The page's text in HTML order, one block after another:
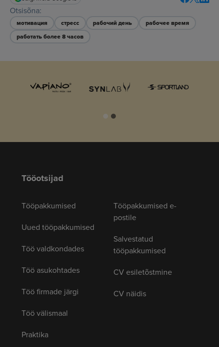
Otsisõna:
мотивация стресс рабочий день
рабочее время
работать более 8 часов
Tööotsijad
Tööpakkumised
Uued tööpakkumised
Töö valdkondades
Töö asukohtades
Töö firmade järgi
Töö välismaal
Praktika
Tööpakkumised e-
postile
Salvestatud
tööpakkumised
CV esiletõstmine
CV näidis